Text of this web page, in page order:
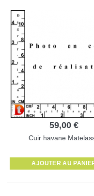
59,00 €
Cuir havane
AJOUTER AU